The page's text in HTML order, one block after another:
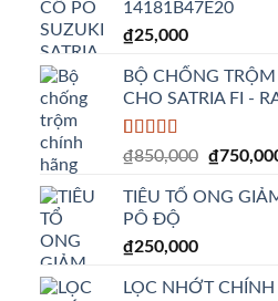
₫400,000.
14181B47E20
₫25,000
BỘ CHỐNG
CHO SATRIA FI -
5.00trên 5
2
đánh giá
₫850,000 Giá
là:
₫
TIÊU TỔ ONG
PÔ ĐỘ
₫250,000
LỌC NHỚT